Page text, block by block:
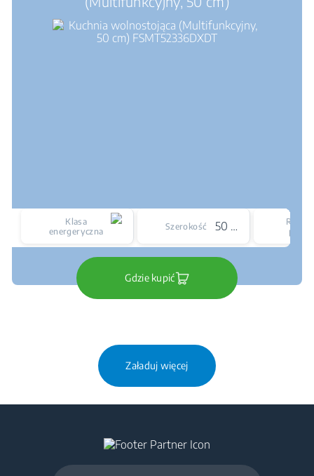
Klasa
energeryczna
Szerokość 50 cm
Rodzaj
płyty
Gdzie kupić
Załaduj więcej